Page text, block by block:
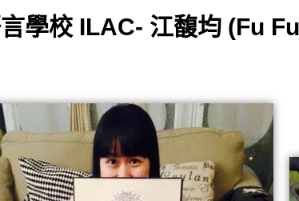
學校 ILAC- 江馥均 (Fu